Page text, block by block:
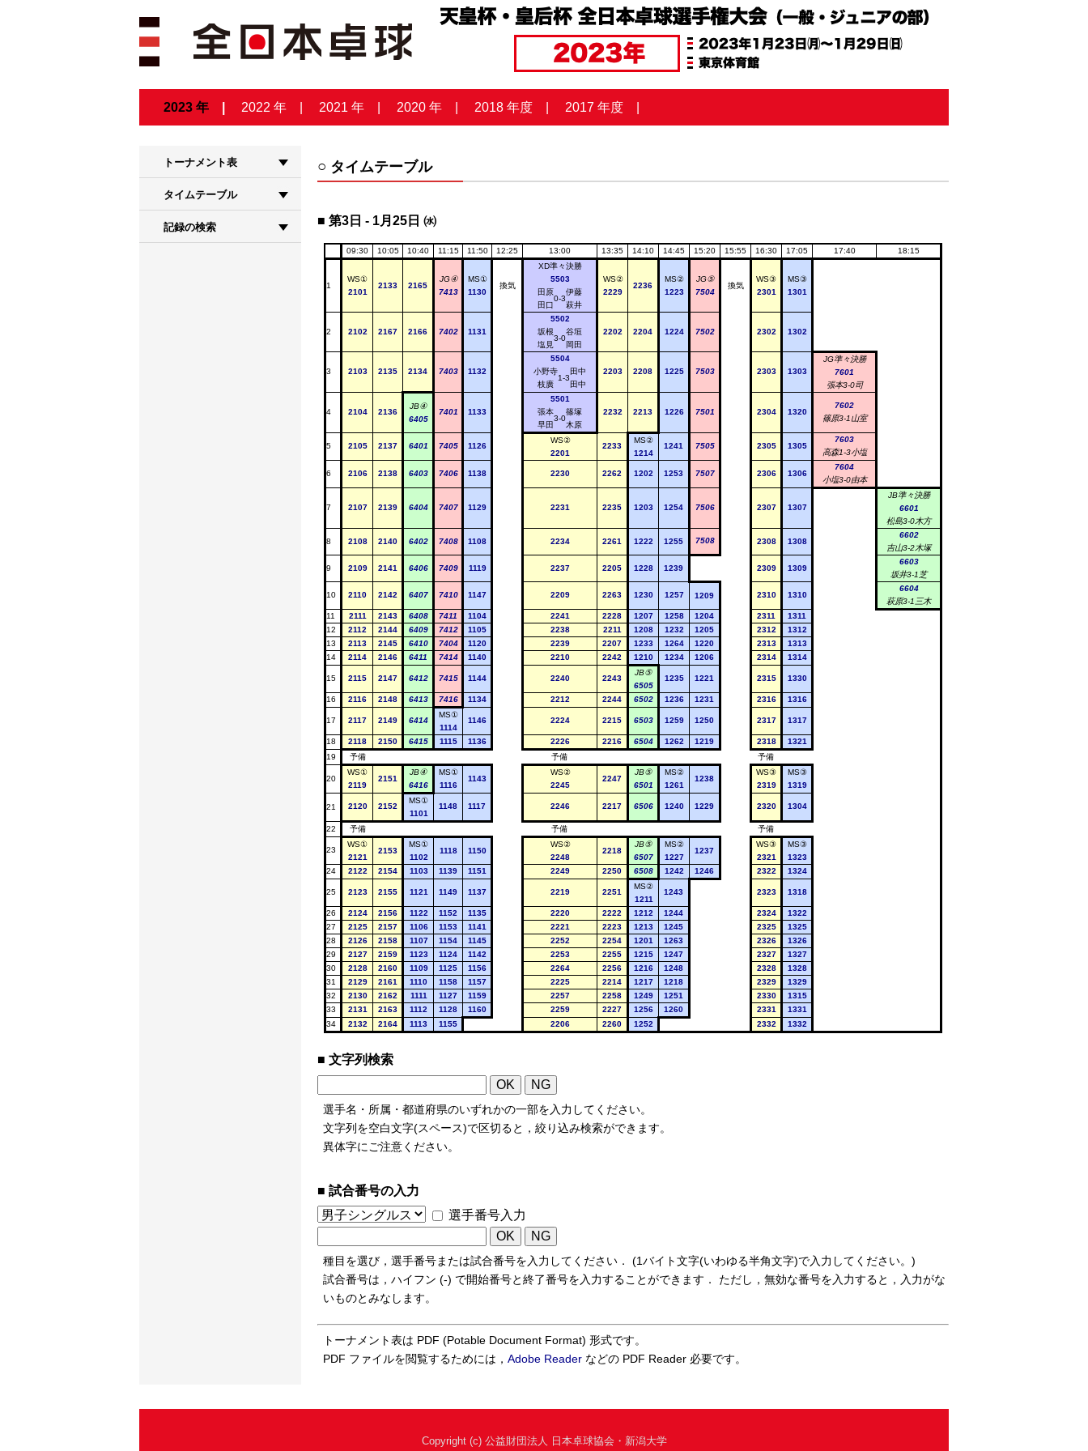
2023 年 2022 年 2021 年 2020 年 2018 年度 2017 年度
トーナメント表
タイムテーブル
記録の検索
タイムテーブル
第3日 - 1月25日 ㈬
09:30 10:05 10:40 11:15 11:50 12:25 13:00 13:35 14:10 14:45 15:20 15:55 16:30 17:05 17:40 18:15
1
WS①
2101
2133 2165
JG④
7413
MS①
1130
換気
XD準々決勝
5503
田原
田口
0-3
伊藤
萩井
WS②
2229
2236
MS②
1223
JG⑤
7504
換気
WS③
2301
MS③
1301
2 2102 2167 2166 7402 1131
5502
坂根
塩見
3-0
谷垣
岡田
2202 2204 1224 7502 2302 1302
3 2103 2135 2134 7403 1132
5504
小野寺
枝廣
1-3
田中
田中
2203 2208 1225 7503 2303 1303
JG準々決勝
7601
張本3-0司
4 2104 2136
JB④
6405
7401 1133
5501
張本
早田
3-0
篠塚
木原
2232 2213 1226 7501 2304 1320
7602
篠原3-1山室
5 2105 2137 6401 7405 1126
WS②
2201
2233
MS②
1214
1241 7505 2305 1305
7603
高森1-3小塩
6 2106 2138 6403 7406 1138 2230 2262 1202 1253 7507 2306 1306
7604
小塩3-0由本
7 2107 2139 6404 7407 1129 2231 2235 1203 1254 7506 2307 1307
JB準々決勝
6601
松島3-0木方
8 2108 2140 6402 7408 1108 2234 2261 1222 1255 7508 2308 1308
6602
吉山3-2木塚
9 2109 2141 6406 7409 1119 2237 2205 1228 1239 2309 1309
6603
坂井3-1 芝
10 2110 2142 6407 7410 1147 2209 2263 1230 1257 1209 2310 1310
6604
萩原3-1 三木
11
2111 2143 6408 7411 1104 2241 2228 1207 1258 1204 2311
1311
12
2112 2144 6409 7412 1105 2238 2211 1208 1232 1205 2312
1312
13
2113 2145 6410 7404 1120 2239 2207 1233 1264 1220 2313
1313
14
2114 2146 6411 7414 1140 2210 2242 1210 1234 1206 2314 1314
15 2115 2147 6412 7415 1144 2240 2243
JB⑤
6505
1235 1221 2315 1330
16 2116 2148 6413 7416 1134 2212 2244 6502 1236 1231 2316 1316
17 2117 2149 6414
MS①
1114
1146 2224 2215 6503 1259 1250 2317 1317
18 2118 2150 6415 1115 1136 2226 2216 6504 1262 1219 2318
1321
19
予備 予備 予備
20
WS①
2119
2151
JB④
6416
MS①
1116
1143
WS②
2245
2247
JB⑤
6501
MS②
1261
1238
WS③
2319
MS③
1319
21 2120 2152
MS①
1101
1148 1117 2246 2217 6506 1240 1229 2320 1304
22 予備 予備 予備
23
WS①
2121
2153
MS①
1102
1118 1150
WS②
2248
2218
JB⑤
6507
MS②
1227
1237
WS③
2321
MS③
1323
24
2122 2154 1103 1139 1151 2249 2250 6508 1242 1246 2322 1324
25 2123 2155 1121 1149 1137 2219 2251
MS②
1211
1243 2323 1318
26 2124 2156 1122 1152 1135 2220 2222 1212 1244 2324
1322
27
2125 2157 1106 1153 1141 2221 2223 1213 1245 2325
1325
28
2126 2158 1107 1154 1145 2252 2254 1201 1263 2326
1326
29
2127 2159 1123 1124 1142 2253 2255 1215 1247 2327
1327
30
2128 2160 1109 1125 1156 2264 2256 1216 1248 2328
1328
31
2129 2161 1110 1158 1157 2225 2214 1217 1218 2329
1329
32
2130 2162 1111 1127 1159 2257 2258 1249 1251 2330
1315
33
2131 2163 1112 1128 1160 2259 2227 1256 1260 2331
1331
34
2132 2164 1113 1155 2206 2260 1252 2332 1332
文字列検索
選手名・所属・都道府県のいずれかの一部を入力してください。
文字列を空白文字(スペース)で区切ると，絞り込み検索ができます。
異体字にご注意ください。
試合番号の入力
選手番号入力
種目を選び，選手番号または試合番号を入力してください． (1バイト文字(いわゆる半角文字)で入力してください。)
試合番号は，ハイフン (-) で開始番号と終了番号を入力することができます． ただし，無効な番号を入力すると，入力がな
いものとみなします。
トーナメント表は PDF (Potable Document Format) 形式です。
PDF ファイルを閲覧するためには， Adobe Reader などの PDF Reader 必要です。
Copyright (c) 公益財団法人 日本卓球協会・新潟大学